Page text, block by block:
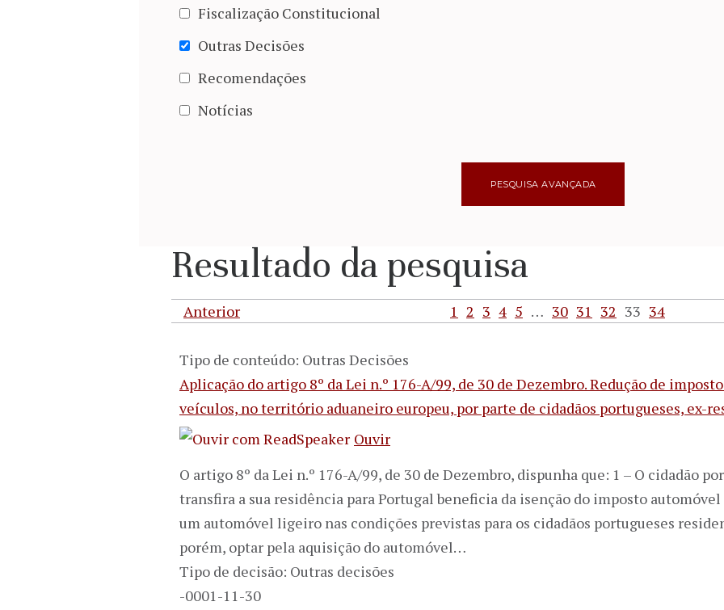
Fiscalização Constitucional
Outras Decisões
Recomendações
Notícias
Resultado da pesquisa
Anterior 1 2 3 4 5 … 30 31 32 33 34
Tipo de conteúdo: Outras Decisões
Aplicação do artigo 8º da Lei n.º 176-A/99, de 30 de Dezembro. Redução de
veículos, no território aduaneiro europeu, por parte de cidadãos portugueses, ex-
Ouvir
O artigo 8º da Lei n.º 176-A/99, de 30 de Dezembro, dispunha que: 1 – O cidadão
transfira a sua residência para Portugal beneficia da isenção do imposto
um automóvel ligeiro nas condições previstas para os cidadãos portugueses
porém, optar pela aquisição do automóvel…
Tipo de decisão: Outras decisões
-0001-11-30